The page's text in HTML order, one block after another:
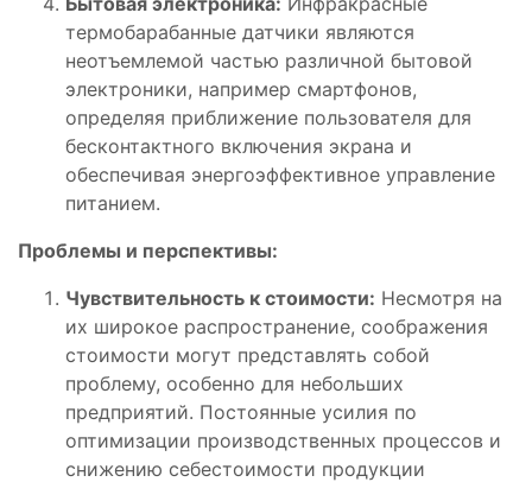
термобарабанные датчики являются
неотъемлемой частью различной бытовой
электроники, например смартфонов,
определяя приближение пользователя для
бесконтактного включения экрана и
обеспечивая энергоэффективное управление
питанием.
Проблемы и перспективы:
Чувствительность к стоимости: Несмотря на
их широкое распространение, соображения
стоимости могут представлять собой
проблему, особенно для небольших
предприятий. Постоянные усилия по
оптимизации производственных процессов и
снижению себестоимости продукции